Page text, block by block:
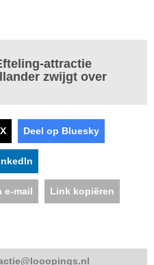
attractie
zwijgt over
Deel op Bluesky
e-mail Link kopiëren